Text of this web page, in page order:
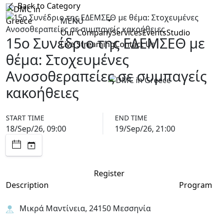
MENU
Our CompanyServicesEventsStudio
Live StreamingContact Us
Back to Category
15o Συνέδριο της ΕΔΕΜΣΕΘ με
θέμα: Στοχευμένες
Ανοσοθεραπείες σε συμπαγείς
κακοήθειες
START TIME
18/Sep/26, 09:00
END TIME
19/Sep/26, 21:00
Register
Description
Program
Μικρά Μαντίνεια, 24150 Μεσσηνία